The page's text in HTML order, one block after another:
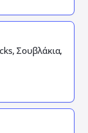
Σουβλάκια,